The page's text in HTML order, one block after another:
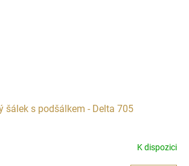
šálek s podšálkem - Delta 705
K dispozici